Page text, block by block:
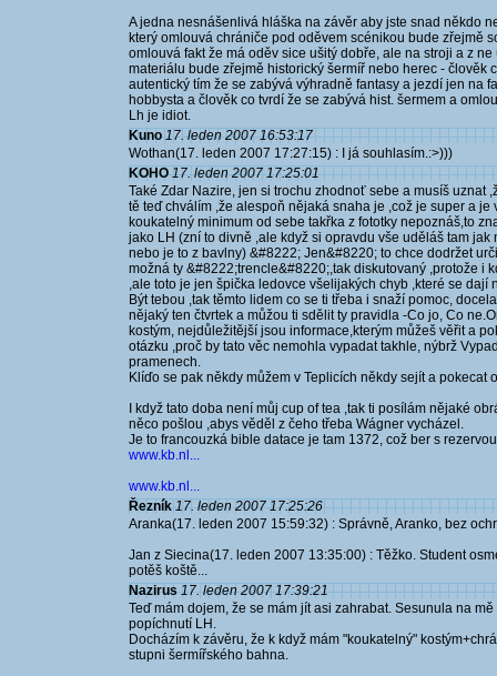
A jedna nesnášenlivá hláška na závěr aby jste snad někdo
který omlouvá chrániče pod oděvem scénikou bude zřejmě
omlouvá fakt že má oděv sice ušitý dobře, ale na stroji a z
materiálu bude zřejmě historický šermíř nebo herec - člověk
autentický tím že se zabývá výhradně fantasy a jezdí jen na
hobbysta a člověk co tvrdí že se zabývá hist. šermem a
Lh je idiot.
Kuno 17. leden 2007 16:53:17
Wothan(17. leden 2007 17:27:15) : I já souhlasím.:>)))
KOHO 17. leden 2007 17:25:01
Také Zdar Nazire, jen si trochu zhodnoť sebe a musíš uznat
tě teď chválím ,že alespoň nějaká snaha je ,což je super a je
koukatelný minimum od sebe takřka z fototky nepoznáš,to
jako LH (zní to divně ,ale když si opravdu vše uděláš tam
nebo je to z bavlny) &#8222; Jen&#8220; to chce dodržet
možná ty &#8222;trencle&#8220;,tak diskutovaný ,protože i
,ale toto je jen špička ledovce všelijakých chyb ,které se dají
Být tebou ,tak těmto lidem co se ti třeba i snaží pomoc,
nějaký ten čtvrtek a můžou ti sdělit ty pravidla -Co jo, Co
kostým, nejdůležitější jsou informace,kterým můžeš věřit a
otázku ,proč by tato věc nemohla vypadat takhle, nýbrž
pramenech.
Klíďo se pak někdy můžem v Teplicích někdy sejít a pokecat
I když tato doba není můj cup of tea ,tak ti posílám nějaké
něco pošlou ,abys věděl z čeho třeba Wágner vycházel.
Je to francouzká bible datace je tam 1372, což ber s rezervou
www.kb.nl...
www.kb.nl...
Řezník 17. leden 2007 17:25:26
Aranka(17. leden 2007 15:59:32) : Správně, Aranko, bez
Jan z Siecina(17. leden 2007 13:35:00) : Těžko. Student
potěš koště...
Nazirus 17. leden 2007 17:39:21
Teď mám dojem, že se mám jít asi zahrabat. Sesunula na
popíchnutí LH.
Docházím k závěru, že k když mám "koukatelný"
stupni šermířského bahna.